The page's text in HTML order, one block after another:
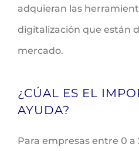
adquieran las
digitalización que están
mercado.
¿CÚAL ES EL
AYUDA?
Para empresas entre 0